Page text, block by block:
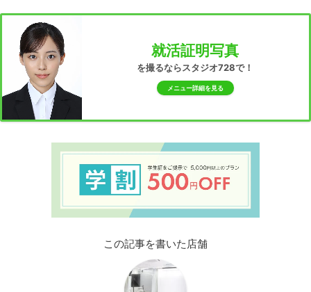
就活証明写真
を撮るならスタジオ728で！
メニュー詳細を見る
この記事を書いた店舗